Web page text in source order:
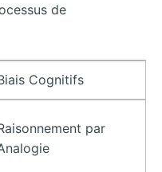
de
Cognitifs
par